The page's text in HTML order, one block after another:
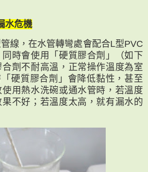
水危機
線，在水管轉彎處會配合L型PVC
時會使用「硬質膠合劑」（如下
劑不耐高溫，正常操作溫度為室
硬質膠合劑」會降低黏性，甚至
用熱水洗碗或通水管時，若溫度
不好；若溫度太高，就有漏水的